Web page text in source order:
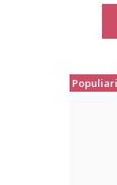
Populiari